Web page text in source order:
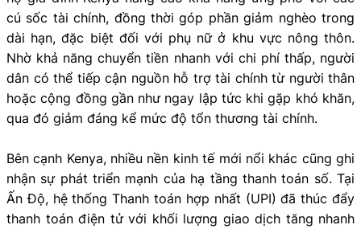
cú sốc tài chính, đồng thời góp phần giảm nghèo trong
dài hạn, đặc biệt đối với phụ nữ ở khu vực nông thôn.
Nhờ khả năng chuyển tiền nhanh với chi phí thấp, người
dân có thể tiếp cận nguồn hỗ trợ tài chính từ người thân
hoặc cộng đồng gần như ngay lập tức khi gặp khó khăn,
qua đó giảm đáng kể mức độ tổn thương tài chính.
Bên cạnh Kenya, nhiều nền kinh tế mới nổi khác cũng ghi
nhận sự phát triển mạnh của hạ tầng thanh toán số. Tại
Ấn Độ, hệ thống Thanh toán hợp nhất (UPI) đã thúc đẩy
thanh toán điện tử với khối lượng giao dịch tăng nhanh